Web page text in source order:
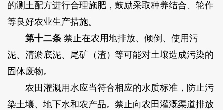
的测土配方进行合理施肥，鼓励采取种养结合、轮作
等良好农业生产措施。
第十二条禁止在农用地排放、倾倒、使用污
泥、清淤底泥、尾矿（渣）等可能对土壤造成污染的
固体废物。
农田灌溉用水应当符合相应的水质标准，防止污
染土壤、地下水和农产品。禁止向农田灌溉渠道排放